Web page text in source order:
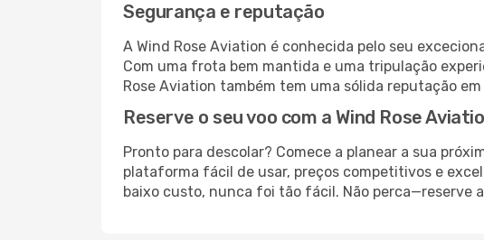
Segurança e reputação
A Wind Rose Aviation é conhecida pelo seu
Com uma frota bem mantida e uma tripulação
Rose Aviation também tem uma sólida reputação
Reserve o seu voo com a Wind Rose
Pronto para descolar? Comece a planear a sua
plataforma fácil de usar, preços competitivos e
baixo custo, nunca foi tão fácil. Não perca—reserve